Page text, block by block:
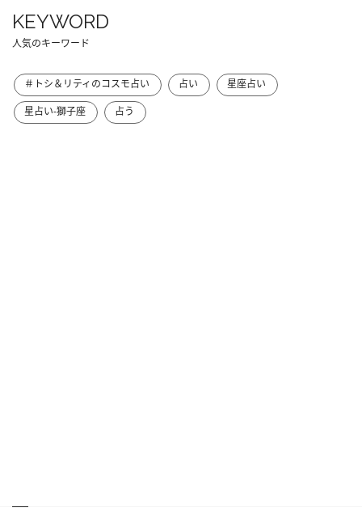
KEYWORD
人気のキーワード
＃トシ＆リティのコスモ占い 占い
星座占い
星占い-獅子座
占う